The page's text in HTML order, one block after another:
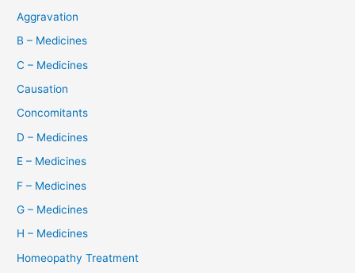
Aggravation
B – Medicines
C – Medicines
Causation
Concomitants
D – Medicines
E – Medicines
F – Medicines
G – Medicines
H – Medicines
Homeopathy Treatment